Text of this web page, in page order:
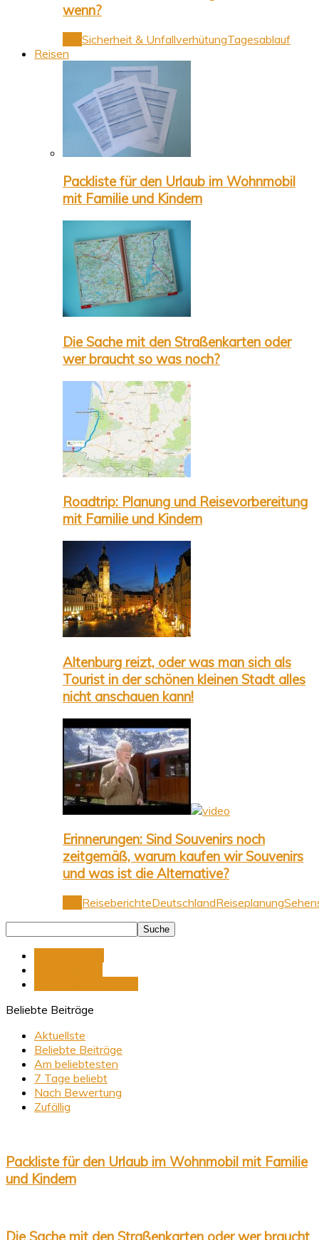
wenn?
Sicherheit & UnfallverhütungTagesablauf
Reisen
Packliste für den Urlaub im Wohnmobil
mit Familie und Kindern
Die Sache mit den Straßenkarten oder
wer braucht so was noch?
Roadtrip: Planung und Reisevorbereitung
mit Familie und Kindern
Altenburg reizt, oder was man sich als
Tourist in der schönen kleinen Stadt alles
nicht anschauen kann!
Erinnerungen: Sind Souvenirs noch
zeitgemäß, warum kaufen wir Souvenirs
und was ist die Alternative?
ReiseberichteDeutschlandReiseplanung
Beliebte Beiträge
Aktuellste
Beliebte Beiträge
Am beliebtesten
7 Tage beliebt
Nach Bewertung
Zufällig
Packliste für den Urlaub im Wohnmobil mit Familie
und Kindern
Die Sache mit den Straßenkarten oder wer braucht